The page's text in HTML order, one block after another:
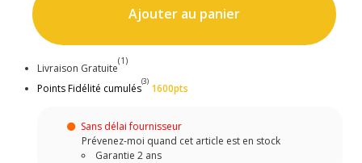
Ajouter au panier
Livraison Gratuite
(1)
Points Fidélité cumulés
(3)
1600pts
Sans délai fournisseur
Prévenez-moi quand cet article est en stock
Garantie 2 ans